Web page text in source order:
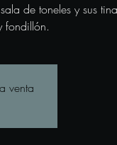
de toneles y sus
fondillón.
venta